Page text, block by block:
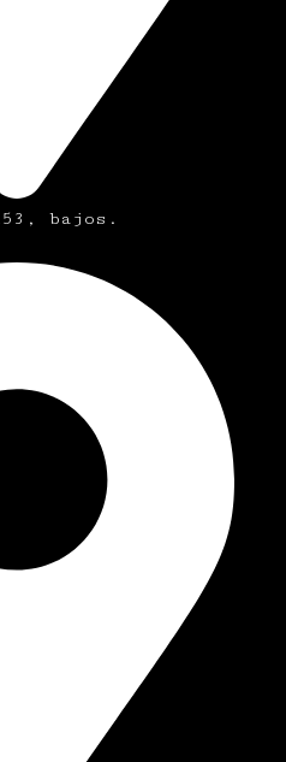
bajos.